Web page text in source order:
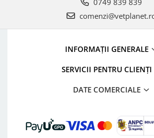
0749 839 839
INFORMAȚII GENERALE
SERVICII PENTRU CLIENȚI
DATE COMERCIALE